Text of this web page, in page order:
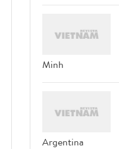
Minh
Argentina